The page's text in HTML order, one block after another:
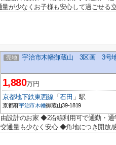
が少なくお子様も安心して過ごせる
売地 宇治市木幡御蔵山 3区画 3号
1,880万円
京都地下鉄東西線 「石田 」駅
京都府宇治市木幡御蔵山39-1819
設計のお家 ◆2沿線利用可で通勤・
通量も少なく安心 ◆角地につき開放